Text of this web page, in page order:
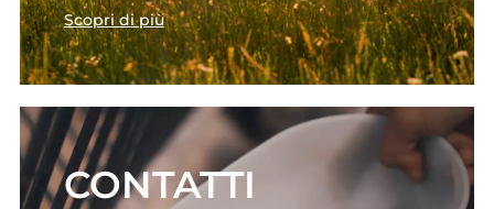
Scopri di più
CONTATTI